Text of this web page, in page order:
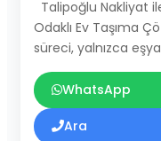
Talipoğlu Nakliyat
Odaklı Ev Taşıma
süreci, yalnızca
WhatsApp
Ara